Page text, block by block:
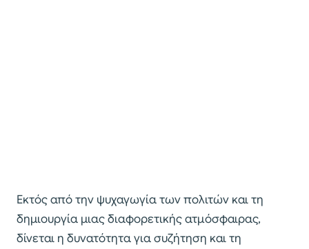
Εκτός από την ψυχαγωγία των πολιτών και τη
δημιουργία μιας διαφορετικής ατμόσφαιρας,
δίνεται η δυνατότητα για συζήτηση και τη